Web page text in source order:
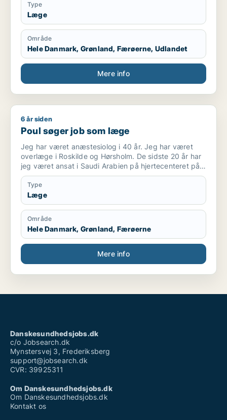
Type
Læge
Område
Hele Danmark, Grønland, Færøerne, Udlandet
Mere info
Poul søger job som læge
6 år siden
Poul søger job som læge
Jeg har været anæstesiolog i 40 år. Jeg har været
overlæge i Roskilde og Hørsholm. De sidste 20 år har
jeg været ansat i Saudi Arabien på hjertecenteret på
to højprofilerede hospitaler, King Faisal Specialist
Hospital og King Fahad Medical City. Jeg har været
tilknyttet “The royal Clinic”, som tog vare på den
saudiske konge.
Jeg sluttede i december 2019
Type
Læge
Område
Hele Danmark, Grønland, Færøerne
Mere info
Danskesundhedsjobs.dk
c/o Jobsearch.dk
Mynstersvej 3, Frederiksberg
support@jobsearch.dk
CVR: 39925311
Om Danskesundhedsjobs.dk
Om Danskesundhedsjobs.dk
Kontakt os